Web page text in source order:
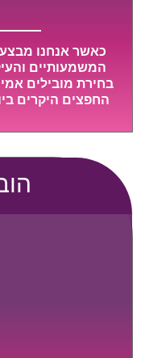
כאשר אנחנו
המשמעותיים
בחירת מובילים
החפצים היקרים
וללא נזקים